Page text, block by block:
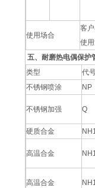
使用场合
客
使
五、耐磨热电偶保护
类型
代
不锈钢喷涂
NP
不锈钢加强 Q
硬质合金
高温合金
高温合金